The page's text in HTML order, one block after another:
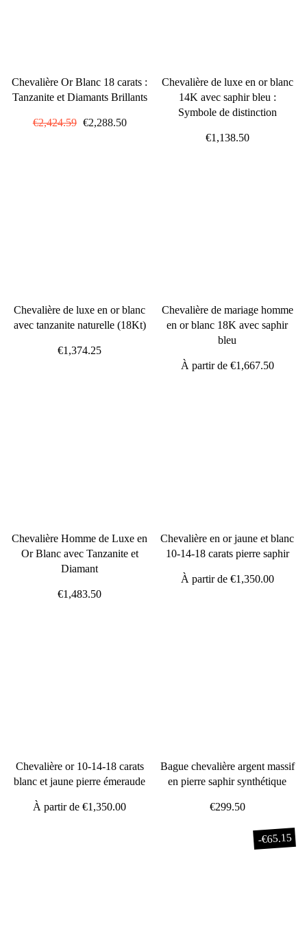
Chevalière Or Blanc 18 carats :
Tanzanite et Diamants Brillants
Prix
€2,424.59 Prix
€2,288.50
Chevalière de luxe en or blanc
14K avec saphir bleu :
Symbole de distinction
€1,138.50
Chevalière de luxe en or blanc
avec tanzanite naturelle (18Kt)
€1,374.25
Chevalière de mariage homme
en or blanc 18K avec saphir
bleu
À partir de €1,667.50
Chevalière Homme de Luxe en
Or Blanc avec Tanzanite et
Diamant
€1,483.50
Chevalière en or jaune et blanc
10-14-18 carats pierre saphir
À partir de €1,350.00
Chevalière or 10-14-18 carats
blanc et jaune pierre émeraude
À partir de€1,350.00
Bague chevalière argent massif
en pierre saphir synthétique
€299.50
-€65.15